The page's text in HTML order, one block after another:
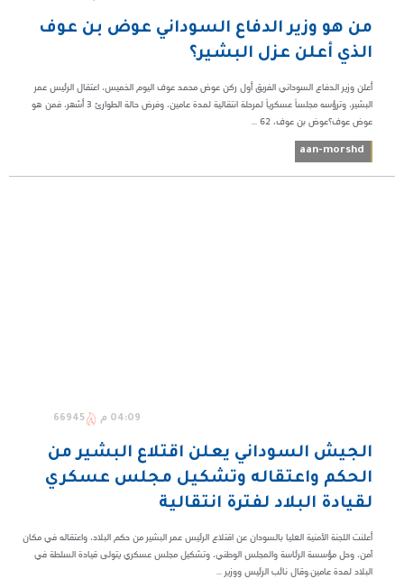
من هو وزير الدفاع السوداني عوض بن عوف
الذي أعلن عزل البشير؟
أعلن وزير الدفاع السوداني الفريق أول ركن عوض محمد عوف اليوم الخميس، اعتقال الرئيس عمر
البشير، وترؤسه مجلساً عسكرياً لمرحلة انتقالية لمدة عامين، وفرض حالة الطوارئ 3 أشهر، فمن هو
عوض عوف؟عوض بن عوف، 62 ...
aan-morshd
04:09 م 66945
الجيش السوداني يعلن اقتلاع البشير من
الحكم واعتقاله وتشكيل مجلس عسكري
لقيادة البلاد لفترة انتقالية
أعلنت اللجنة الأمنية العليا بالسودان عن اقتلاع الرئيس عمر البشير من حكم البلاد، واعتقاله في مكان
آمن، وحل مؤسسة الرئاسة والمجلس الوطني، وتشكيل مجلس عسكري يتولى قيادة السلطة في
البلاد لمدة عامين.وقال نائب الرئيس ووزير ...